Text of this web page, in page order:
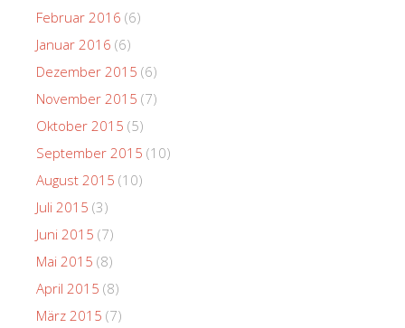
Februar 2016 (6)
Januar 2016 (6)
Dezember 2015 (6)
November 2015 (7)
Oktober 2015 (5)
September 2015 (10)
August 2015 (10)
Juli 2015 (3)
Juni 2015 (7)
Mai 2015 (8)
April 2015 (8)
März 2015 (7)